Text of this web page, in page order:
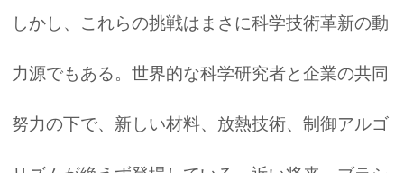
しかし、これらの挑戦はまさに科学技術革新の動
力源でもある。世界的な科学研究者と企業の共同
努力の下で、新しい材料、放熱技術、制御アルゴ